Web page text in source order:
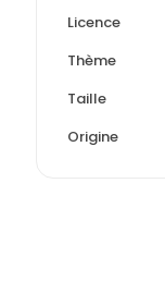
Licence
Thème
Taille
Origine